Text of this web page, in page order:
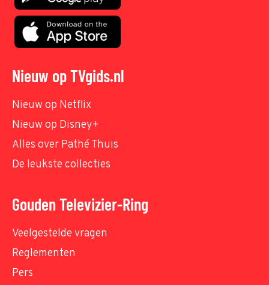
Nieuw op TVgids.nl
Nieuw op Netflix
Nieuw op Disney+
Alles over Pathé Thuis
De leukste collecties
Gouden Televizier-Ring
Veelgestelde vragen
Reglementen
Pers